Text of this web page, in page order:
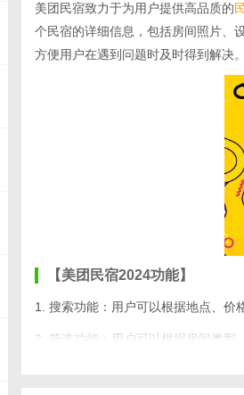
美团民宿致力于为用户提供高品质的
个民宿的详细信息，包括房间照片、
方便用户在遇到问题时及时得到解决。
【美团民宿2024功能】
1. 搜索功能：用户可以根据地点、价
2. 筛选功能：用户可以根据房间类型